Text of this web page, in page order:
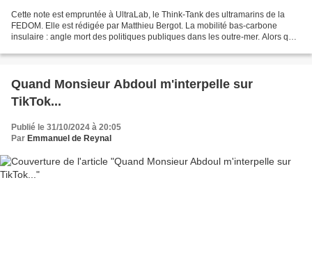
Cette note est empruntée à UltraLab, le Think-Tank des ultramarins de la
FEDOM. Elle est rédigée par Matthieu Bergot. La mobilité bas-carbone
insulaire : angle mort des politiques publiques dans les outre-mer. Alors que
Quand Monsieur Abdoul m'interpelle sur
TikTok...
Publié le 31/10/2024 à 20:05
Par Emmanuel de Reynal